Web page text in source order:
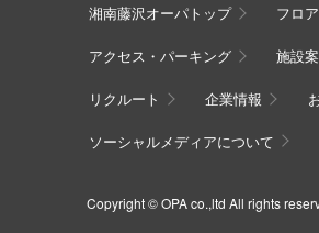
湘南藤沢オーパトップ フロ
アクセス・パーキング 施設
リクルート 企業情報
ソーシャルメディアについて
Copyright © OPA co.,ltd All rights